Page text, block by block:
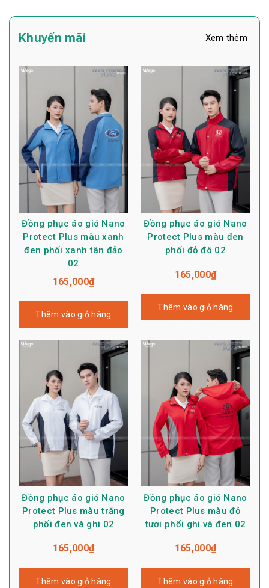
Khuyến mãi Xem thêm
Đồng phục áo gió Nano
Protect Plus màu xanh
đen phối xanh tân đảo
02
165,000₫
Thêm vào giỏ hàng
Đồng phục áo gió Nano
Protect Plus màu đen
phối đỏ đô 02
165,000₫
Thêm vào giỏ hàng
Đồng phục áo gió Nano
Protect Plus màu trắng
phối đen và ghi 02
165,000₫
Thêm vào giỏ hàng
Đồng phục áo gió Nano
Protect Plus màu đỏ
tươi phối ghi và đen 02
165,000₫
Thêm vào giỏ hàng